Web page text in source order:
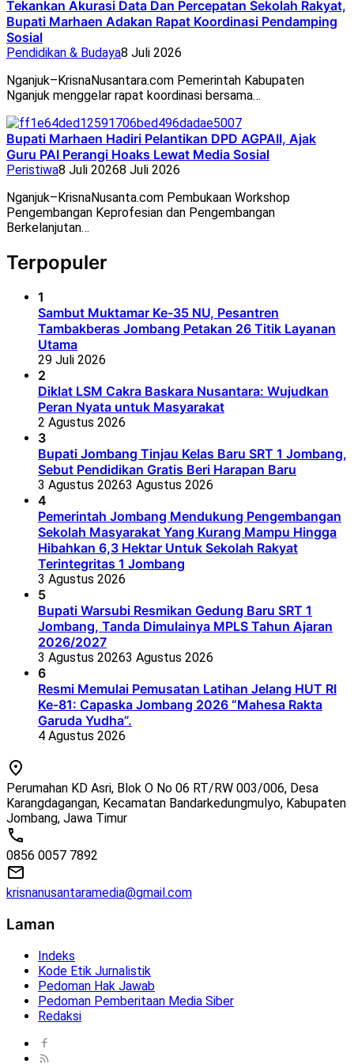
Tekankan Akurasi Data Dan Percepatan Sekolah Rakyat,
Bupati Marhaen Adakan Rapat Koordinasi Pendamping
Sosial
Pendidikan & Budaya8 Juli 2026
Nganjuk–KrisnaNusantara.com Pemerintah Kabupaten
Nganjuk menggelar rapat koordinasi bersama…
Bupati Marhaen Hadiri Pelantikan DPD AGPAII, Ajak
Guru PAI Perangi Hoaks Lewat Media Sosial
Peristiwa8 Juli 20268 Juli 2026
Nganjuk–KrisnaNusanta.com Pembukaan Workshop
Pengembangan Keprofesian dan Pengembangan
Berkelanjutan…
Terpopuler
1
Sambut Muktamar Ke-35 NU, Pesantren
Tambakberas Jombang Petakan 26 Titik Layanan
Utama
29 Juli 2026
2
Diklat LSM Cakra Baskara Nusantara: Wujudkan
Peran Nyata untuk Masyarakat
2 Agustus 2026
3
Bupati Jombang Tinjau Kelas Baru SRT 1 Jombang,
Sebut Pendidikan Gratis Beri Harapan Baru
3 Agustus 20263 Agustus 2026
4
Pemerintah Jombang Mendukung Pengembangan
Sekolah Masyarakat Yang Kurang Mampu Hingga
Hibahkan 6,3 Hektar Untuk Sekolah Rakyat
Terintegritas 1 Jombang
3 Agustus 2026
5
Bupati Warsubi Resmikan Gedung Baru SRT 1
Jombang, Tanda Dimulainya MPLS Tahun Ajaran
2026/2027
3 Agustus 20263 Agustus 2026
6
Resmi Memulai Pemusatan Latihan Jelang HUT RI
Ke-81: Capaska Jombang 2026 “Mahesa Rakta
Garuda Yudha”.
4 Agustus 2026
Perumahan KD Asri, Blok O No 06 RT/RW 003/006, Desa
Karangdagangan, Kecamatan Bandarkedungmulyo, Kabupaten
Jombang, Jawa Timur
0856 0057 7892
krisnanusantaramedia@gmail.com
Laman
Indeks
Kode Etik Jurnalistik
Pedoman Hak Jawab
Pedoman Pemberitaan Media Siber
Redaksi